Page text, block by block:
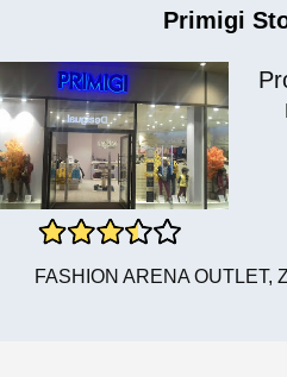
Primigi
FASHION ARENA OUTLET,